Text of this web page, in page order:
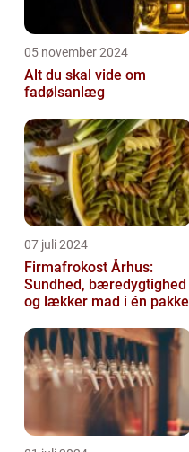
05 november 2024
Alt du skal vide om
fadølsanlæg
07 juli 2024
Firmafrokost Århus:
Sundhed, bæredygtighed
og lækker mad i én pakke